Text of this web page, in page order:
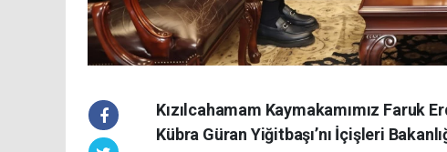
Kızılcahamam Kaymakamımız Faruk
Kübra Güran Yiğitbaşı’nı İçişleri